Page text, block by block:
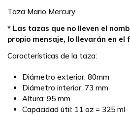
Taza Mario Mercury
* Las tazas que no lleven el
propio mensaje, lo llevarán en
Características de la taza:
Diámetro exterior: 80mm
Diámetro interior: 73 mm
Altura: 95 mm
Capacidad útil: 11 oz = 325 ml